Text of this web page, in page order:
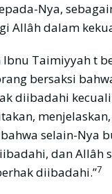
Nya,
Allâh dalam
Ibnu Taimiyyah t
bersaksi
diibadahi
selain-Nya
dan Allâh
diibadahi.”7